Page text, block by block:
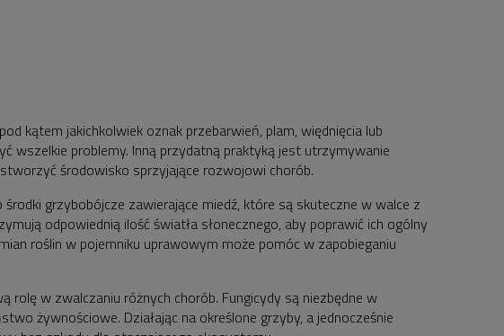
kątem jakichkolwiek oznak przebarwień, plam, więdnięcia lub
wszelkie problemy. Inną przydatną praktyką jest utrzymywanie
środowisko sprzyjające rozwojowi chorób.
grzybobójcze zawierające miedź, które są skuteczne w walce z
odpowiednią ilość światła słonecznego, aby poprawić ich ogólny
roślin w pojemniku uprawowym może pomóc w zapobieganiu
w zwalczaniu różnych chorób. Fungicydy są niezbędne w
żywnościowe. Działając na określone grzyby, a jednocześnie